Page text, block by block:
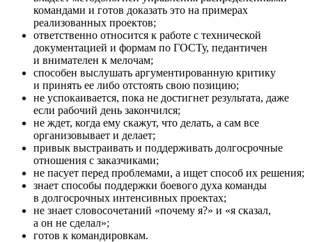
командами и готов доказать это на примерах
реализованных проектов;
ответственно относится к работе с технической
документацией и формам по ГОСТу, педантичен
и внимателен к мелочам;
способен выслушать аргументированную критику
и принять ее либо отстоять свою позицию;
не успокаивается, пока не достигнет результата, даже
если рабочий день закончился;
не ждет, когда ему скажут, что делать, а сам все
организовывает и делает;
привык выстраивать и поддерживать долгосрочные
отношения с заказчиками;
не пасует перед проблемами, а ищет способ их решения;
знает способы поддержки боевого духа команды
в долгосрочных интенсивных проектах;
не знает словосочетаний «почему я?» и «я сказал,
а он не сделал»;
готов к командировкам.